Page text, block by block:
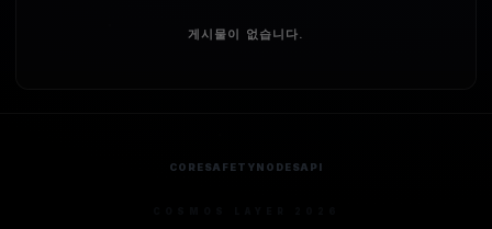
게시물이 없습니다.
CORESAFETYNODESAPI